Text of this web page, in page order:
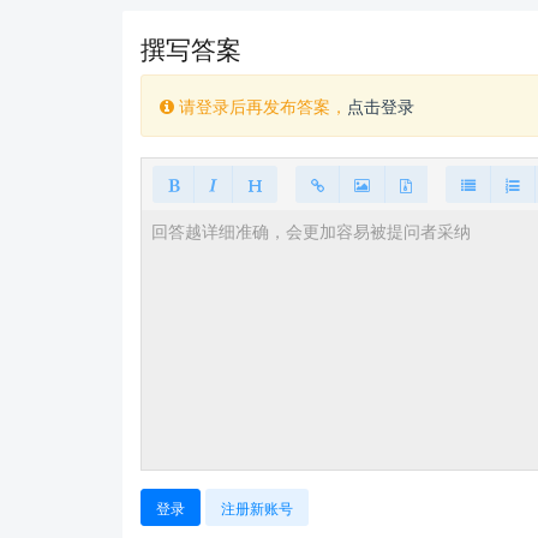
撰写答案
请登录后再发布答案， 点击登录
登录 注册新账号